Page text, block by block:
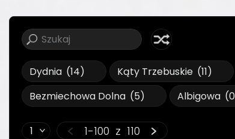
Dydnia (14) Kąty Trzebuskie (11)
Bezmiechowa Dolna (5) Albigowa
1-100 z 110